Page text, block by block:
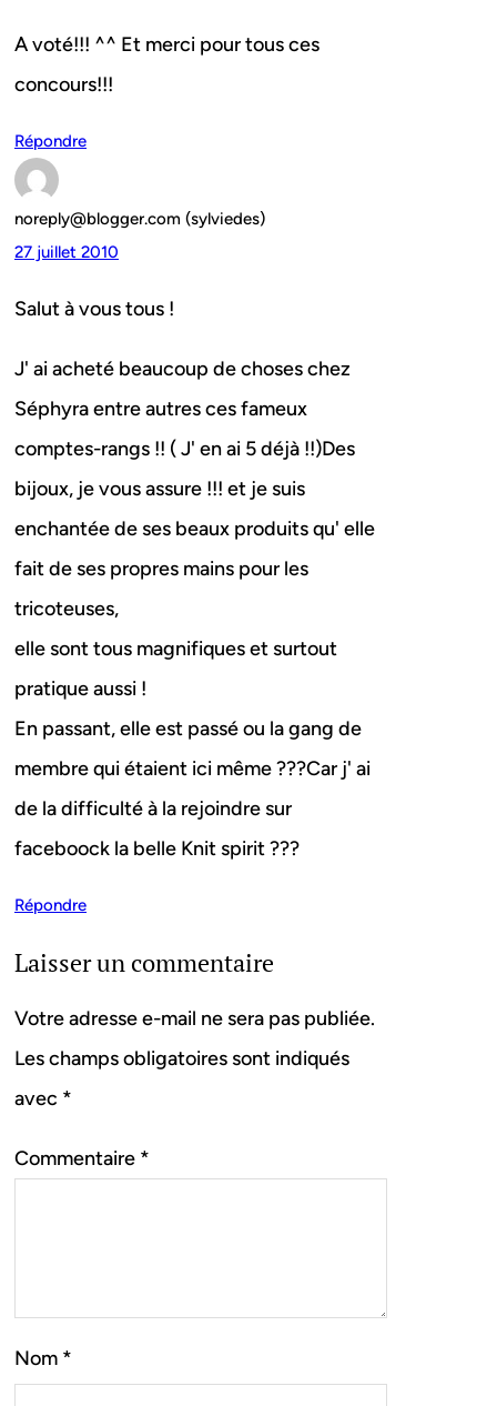
A voté!!! ^^ Et merci pour tous ces
concours!!!
Répondre
noreply@blogger.com (sylviedes)
27 juillet 2010
Salut à vous tous !
J' ai acheté beaucoup de choses chez
Séphyra entre autres ces fameux
comptes-rangs !! ( J' en ai 5 déjà !!)Des
bijoux, je vous assure !!! et je suis
enchantée de ses beaux produits qu' elle
fait de ses propres mains pour les
tricoteuses,
elle sont tous magnifiques et surtout
pratique aussi !
En passant, elle est passé ou la gang de
membre qui étaient ici même ???Car j' ai
de la difficulté à la rejoindre sur
faceboock la belle Knit spirit ???
Répondre
Laisser un commentaire
Votre adresse e-mail ne sera pas publiée.
Les champs obligatoires sont indiqués
avec *
Commentaire *
Nom *